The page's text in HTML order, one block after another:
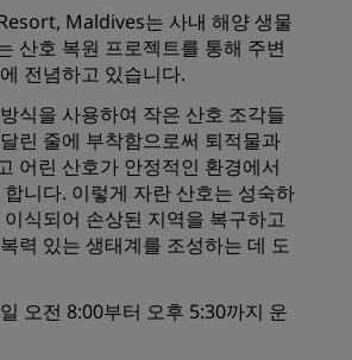
Maldives는 사내 해양 생물
산호 복원 프로젝트를 통해 주변
전념하고 있습니다.
식을 사용하여 작은 산호 조각들
린 줄에 부착함으로써 퇴적물과
어린 산호가 안정적인 환경에서
니다. 이렇게 자란 산호는 성숙하
식되어 손상된 지역을 복구하고
력 있는 생태계를 조성하는 데 도
오전 8:00부터 오후 5:30까지 운